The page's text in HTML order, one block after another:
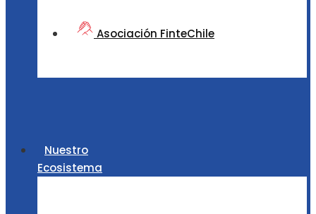
Asociación FinteChile
Nuestro
Ecosistema